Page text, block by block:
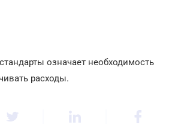
означает необходимость
расходы.